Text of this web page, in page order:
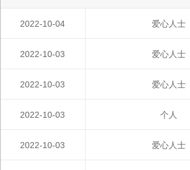
2022-10-04 爱心人士
2022-10-03 爱心人士
2022-10-03 爱心人士
2022-10-03 个人
2022-10-03 爱心人士